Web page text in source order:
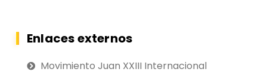
Enlaces externos
Movimiento Juan XXIII Internacional